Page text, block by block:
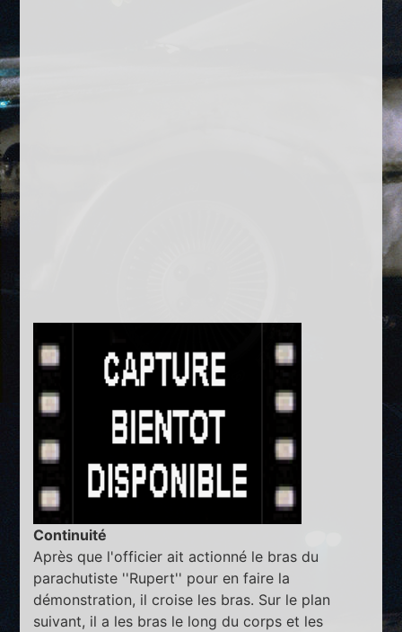
Continuité
Après que l'officier ait actionné le bras du
parachutiste ''Rupert'' pour en faire la
démonstration, il croise les bras. Sur le plan
suivant, il a les bras le long du corps et les